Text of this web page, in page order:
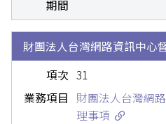
財團法人台灣網路資訊中心
31
財團法人台灣網
理事項